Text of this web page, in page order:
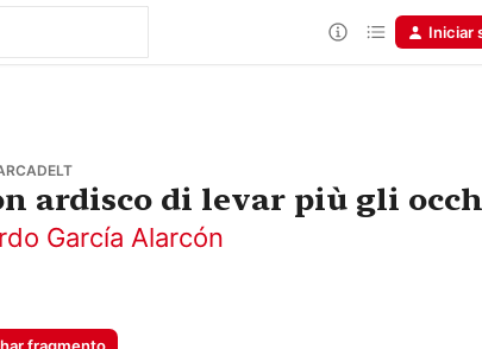
Iniciar
ardisco di levar più gli
García Alarcón
fragmento